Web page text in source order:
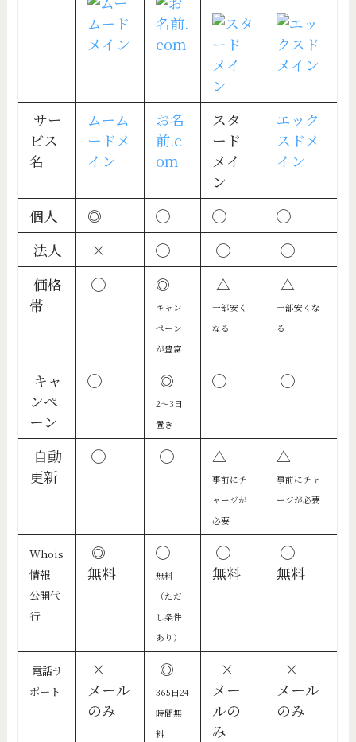
サー
ビス
名
ムーム
ードメ
イン
お名
前.c
om
スタ
ード
メイ
ン
エック
スドメ
イン
個人 ◎ ◯ ◯
◯
法人
× ◯ ◯
◯
価格
帯
◯ ◎
キャン
ペーン
が豊富
△
一部安く
なる
△
一部安くな
る
キャ
ンペ
ーン
◯ ◎
2〜3日
置き
◯ ◯
自動
更新
◯ ◯ △
事前にチ
ャージが
必要
△
事前にチャ
ージが必要
Whois
情報
公開代
行
◎
無料
◯
無料
（ただ
し条件
あり）
◯
無料
◯
無料
電話サ
ポート
×
メール
のみ
◎
365日24
時間無
料
×
メー
ルの
み
×
メール
のみ